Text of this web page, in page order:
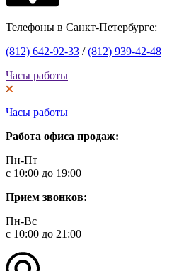
Телефоны в Санкт-Петербурге:
(812) 642-92-33 /(812) 939-42-48
Часы работы
Часы работы
Работа офиса продаж:
Пн-Пт
с 10:00 до 19:00
Прием звонков:
Пн-Вс
с 10:00 до 21:00